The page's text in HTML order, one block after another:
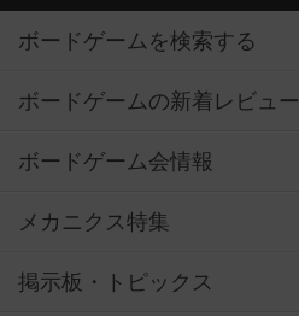
ボードゲームを検索する
ボードゲームの新着レビュー
ボードゲーム会情報
メカニクス特集
掲示板・トピックス